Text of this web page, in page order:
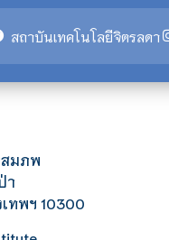
สถาบันเทคโนโลยีจิตรลดา
มภพ
า
ทพฯ 10300